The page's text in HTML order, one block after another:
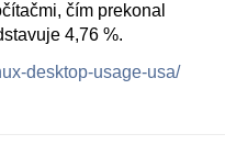
čím prekonal
4,76 %.
desktop-usage-usa/